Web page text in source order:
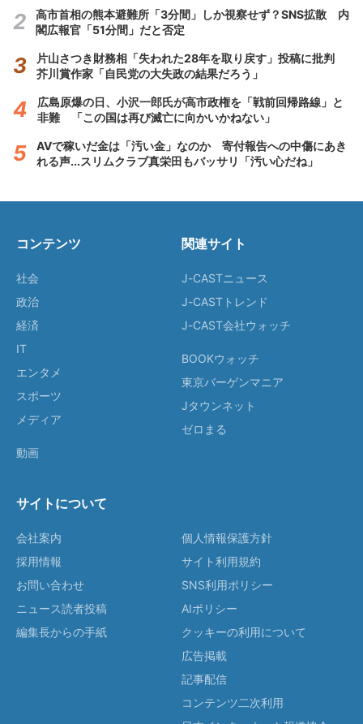
高市首相の熊本避難所「3分間」しか視察せず？SNS拡散 内
閣広報官「51分間」だと否定
片山さつき財務相「失われた28年を取り戻す」投稿に批判
芥川賞作家「自民党の大失政の結果だろう」
広島原爆の日、小沢一郎氏が高市政権を「戦前回帰路線」と
非難 「この国は再び滅亡に向かいかねない」
AVで稼いだ金は「汚い金」なのか 寄付報告への中傷にあき
れる声...スリムクラブ真栄田もバッサリ「汚い心だね」
コンテンツ
社会
政治
経済
IT
エンタメ
スポーツ
メディア
動画
関連サイト
J-CASTニュース
J-CASTトレンド
J-CAST会社ウォッチ
BOOKウォッチ
東京バーゲンマニア
Jタウンネット
ゼロまる
サイトについて
会社案内
採用情報
お問い合わせ
ニュース読者投稿
編集長からの手紙
個人情報保護方針
サイト利用規約
SNS利用ポリシー
AIポリシー
クッキーの利用について
広告掲載
記事配信
コンテンツ二次利用